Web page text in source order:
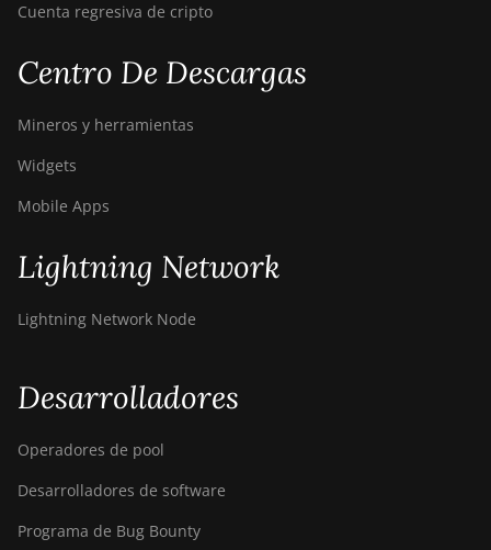
Hydro
Bitdeer SealMiner DL1 Air
Bitdeer SealMiner DL1
Bitmain Antminer AL1
Canaan Avalon A1566
Canaan Avalon A1566I
Canaan Avalon A16 (282Th)
Canaan Avalon A16XP
Cuenta regresiva de cripto
Centro De Descargas
Mineros y herramientas
Widgets
Mobile Apps
Lightning Network
Lightning Network Node
Desarrolladores
Operadores de pool
Desarrolladores de software
Programa de Bug Bounty